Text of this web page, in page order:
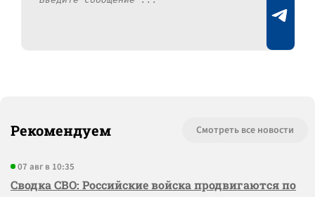
Рекомендуем Смотреть все новости
07 авг в 10:35
Сводка СВО: Российские войска продвигаются по